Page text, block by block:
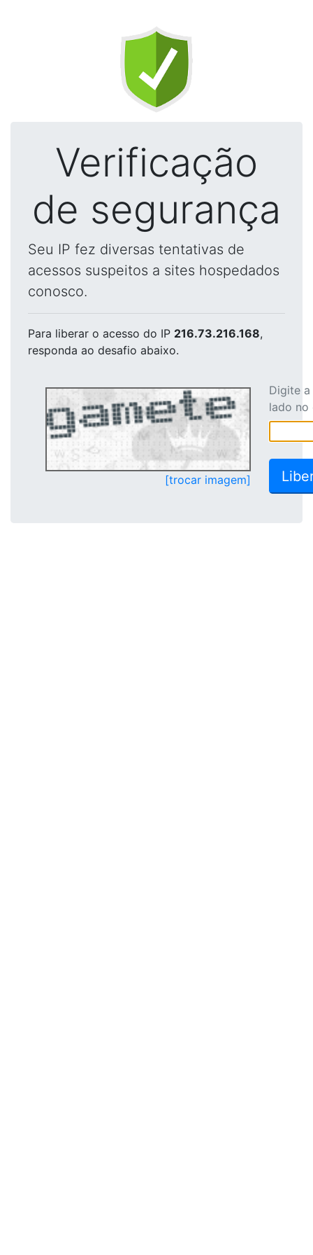
Verificação
de segurança
Seu IP fez diversas tentativas de
acessos suspeitos a sites hospedados
conosco.
Para liberar o acesso do IP 216.73.216.168,
responda ao desafio abaixo.
[trocar imagem]
Digite
lado no